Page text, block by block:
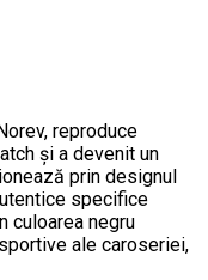
reproduce
și a devenit un
prin designul
specifice
culoarea negru
ale caroseriei,